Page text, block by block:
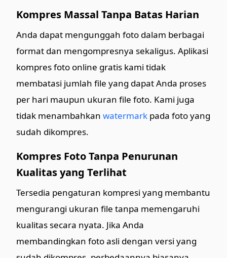
Kompres Massal Tanpa Batas Harian
Anda dapat mengunggah foto dalam berbagai
format dan mengompresnya sekaligus. Aplikasi
kompres foto online gratis kami tidak
membatasi jumlah file yang dapat Anda proses
per hari maupun ukuran file foto. Kami juga
tidak menambahkan watermark pada foto yang
sudah dikompres.
Kompres Foto Tanpa Penurunan
Kualitas yang Terlihat
Tersedia pengaturan kompresi yang membantu
mengurangi ukuran file tanpa memengaruhi
kualitas secara nyata. Jika Anda
membandingkan foto asli dengan versi yang